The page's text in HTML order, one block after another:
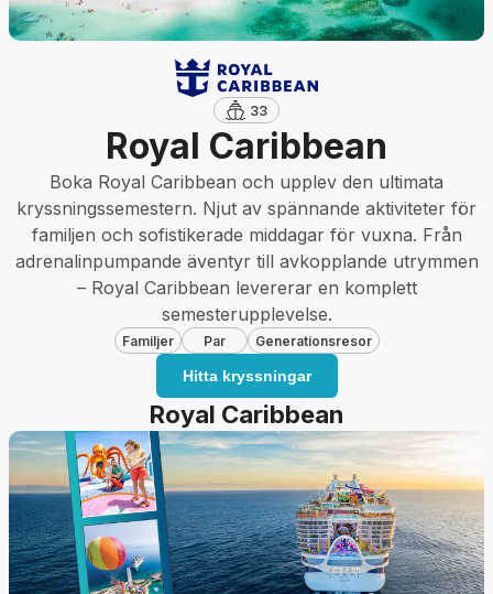
33
Royal Caribbean
Boka Royal Caribbean och upplev den ultimata
kryssningssemestern. Njut av spännande aktiviteter för
familjen och sofistikerade middagar för vuxna. Från
adrenalinpumpande äventyr till avkopplande utrymmen
– Royal Caribbean levererar en komplett
semesterupplevelse.
Familjer Par Generationsresor
Hitta kryssningar
Royal Caribbean